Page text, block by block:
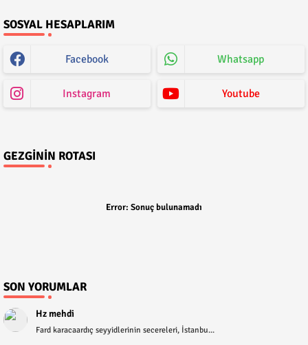
SOSYAL HESAPLARIM
Facebook Whatsapp
Instagram Youtube
GEZGININ ROTASI
Error: Sonuç bulunamadı
SON YORUMLAR
Hz mehdi
Fard karacaardıç seyyidlerinin secereleri, İstanbu...